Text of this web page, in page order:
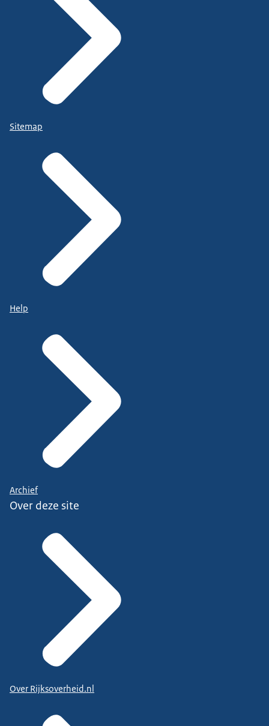
Sitemap
Help
Archief
Over deze site
Over Rijksoverheid.nl